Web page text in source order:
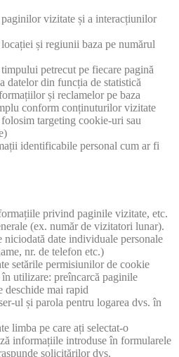
vizitate și a interacțiunilor
și regiunii baza pe numărul
petrecut pe fiecare pagină
datelor din funcția de statistică
și reclamelor pe baza
conform conținuturilor vizitate
targeting cookie-uri sau
identificabile personal cum ar fi
privind paginile vizitate, etc.
(ex. număr de vizitatori lunar).
niciodată date individuale personale
nr. de telefon etc.)
setările permisiunilor de cookie
utilizare: preîncarcă paginile
deschide mai rapid
ul și parola pentru logarea dvs. în
limba pe care ați selectat-o
informațiile introduse în formularele
solicitărilor dvs.